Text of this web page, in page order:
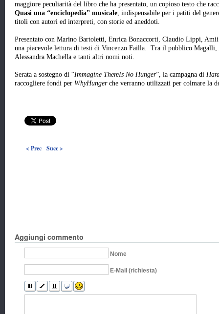
maggiore peculiarità del libro che ha presentato, un copioso testo che
Quasi una “enciclopedia” musicale, indispensabile per i patiti del
titoli con autori ed interpreti, con storie ed aneddoti.
Presentato con Marino Bartoletti, Enrica Bonaccorti, Claudio Lippi,
una piacevole lettura di testi di Vincenzo Failla. Tra il pubblico Magalli,
Alessandra Machella e tanti altri nomi noti.
Serata a sostegno di “Immagine ThereIs No Hunger”, la campagna di
raccogliere fondi per WhyHungerche verranno utilizzati per colmare la
< Prec Succ >
Aggiungi commento
Nome
E-Mail (richiesta)